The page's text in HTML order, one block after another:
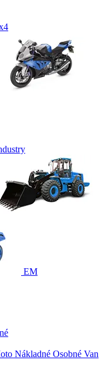
EM
Nákladné Osobné Van